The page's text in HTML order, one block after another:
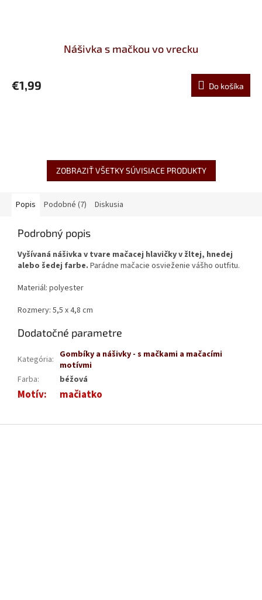
Nášivka s mačkou vo vrecku
€1,99 Do košíka
ZOBRAZIŤ VŠETKY SÚVISIACE PRODUKTY
Popis Podobné (7) Diskusia
Podrobný popis
Vyšívaná nášivka v tvare mačacej hlavičky v žltej, hnedej
alebo šedej farbe. Parádne mačacie osvieženie vášho outfitu.
Materiál: polyester
Rozmery: 5,5 x 4,8 cm
Dodatočné parametre
Kategória: Gombíky a nášivky - s mačkami a mačacími
motívmi
Farba: béžová
Motív: mačiatko